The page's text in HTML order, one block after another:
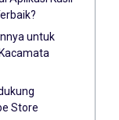
untuk
Store